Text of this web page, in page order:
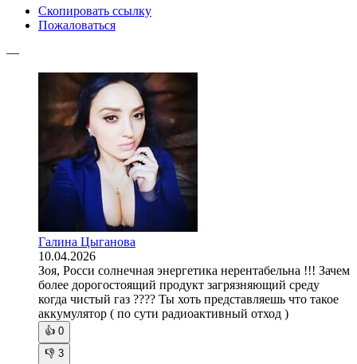
Скопировать ссылку
Пожаловаться
—
Галина Цыганова
10.04.2026
Зоя, Росси солнечная энергетика нерентабельна !!! Зачем
более дорогостоящий продукт загрязняющий среду
когда чистый газ ???? Ты хоть представляешь что такое
аккумулятор ( по сути радиоактивный отход )
👍 0
👎 3